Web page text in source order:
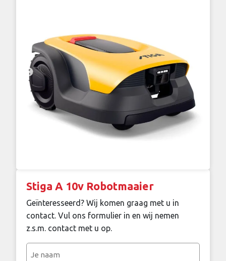
Stiga A 10v Robotmaaier
Geïnteresseerd? Wij komen graag met u in
contact. Vul ons formulier in en wij nemen
z.s.m. contact met u op.